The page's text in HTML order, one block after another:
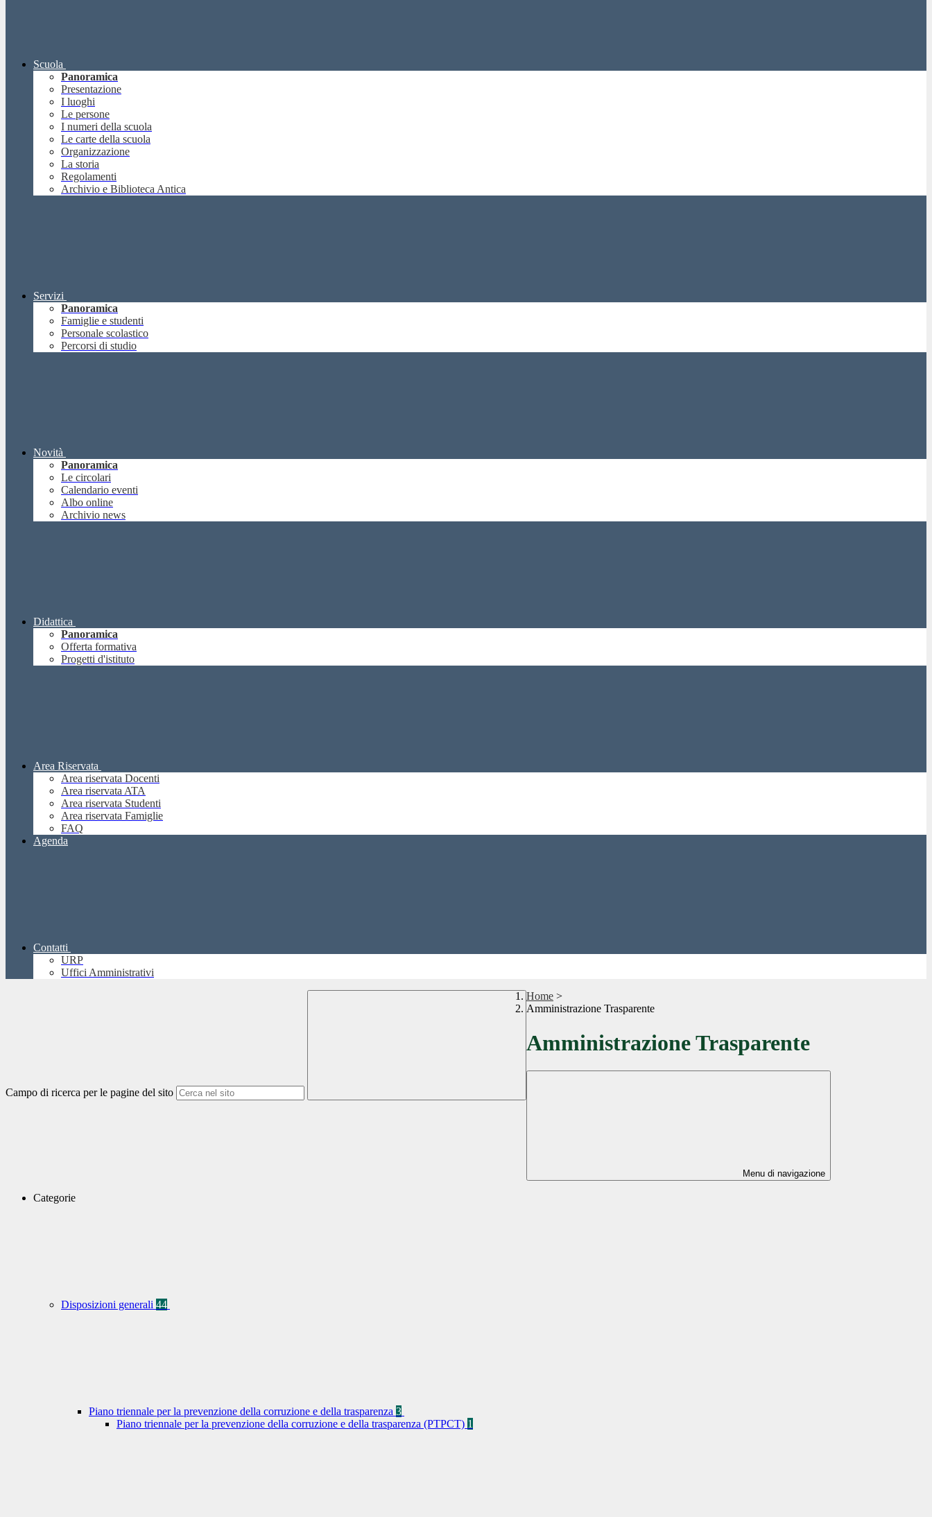
Scuola
Panoramica
Presentazione
I luoghi
Le persone
I numeri della scuola
Le carte della scuola
Organizzazione
La storia
Regolamenti
Archivio e Biblioteca Antica
Servizi
Panoramica
Famiglie e studenti
Personale scolastico
Percorsi di studio
Novità
Panoramica
Le circolari
Calendario eventi
Albo online
Archivio news
Didattica
Panoramica
Offerta formativa
Progetti d'istituto
Area Riservata
Area riservata Docenti
Area riservata ATA
Area riservata Studenti
Area riservata Famiglie
FAQ
Agenda
Contatti
URP
Uffici Amministrativi
Campo di ricerca per le pagine del sito
Home >
Amministrazione Trasparente
Amministrazione Trasparente
Menu di navigazione
Categorie
Disposizioni generali 44
Piano triennale per la prevenzione della corruzione e della trasparenza 3
Piano triennale per la prevenzione della corruzione e della trasparenza (PTPCT) 1